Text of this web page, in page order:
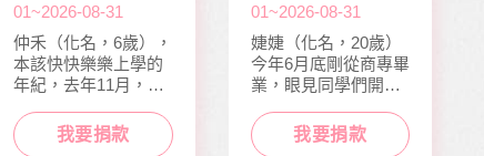
01~2026-08-31
仲禾（化名，6歲），
本該快快樂樂上學的
年紀，去年11月，因
查，確診罹患骨肉癌
二期。因病況變化太
我要捐款
01~2026-08-31
婕婕（化名，20歲）
今年6月底剛從商專畢
業，眼見同學們開心
她卻因病無法面試工
作而感到沮喪。婕婕
我要捐款